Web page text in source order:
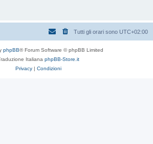
Tutti gli orari sono UTC+02:00
phpBB® Forum Software © phpBB Limited
Italiana phpBB-Store.it
Privacy | Condizioni